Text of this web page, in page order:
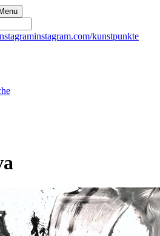
Menu
instagram.com/kunstpunkte